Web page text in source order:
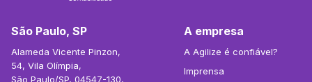
São Paulo, SP
Alameda Vicente Pinzon,
54, Vila Olímpia,
São Paulo/SP, 04547-130,
A empresa
A Agilize é confiável?
Imprensa